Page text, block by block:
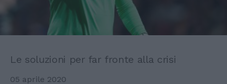
Le soluzioni per far fronte alla crisi
05 aprile 2020